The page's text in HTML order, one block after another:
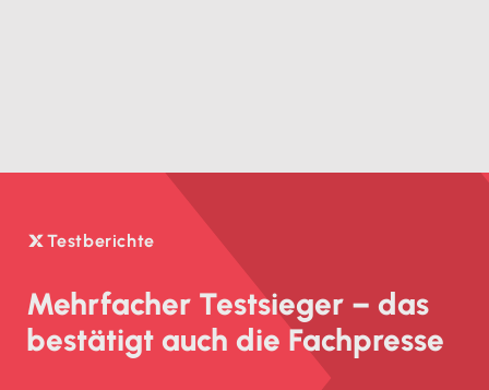
Testberichte
Mehrfacher Testsieger – das
bestätigt auch die Fachpresse